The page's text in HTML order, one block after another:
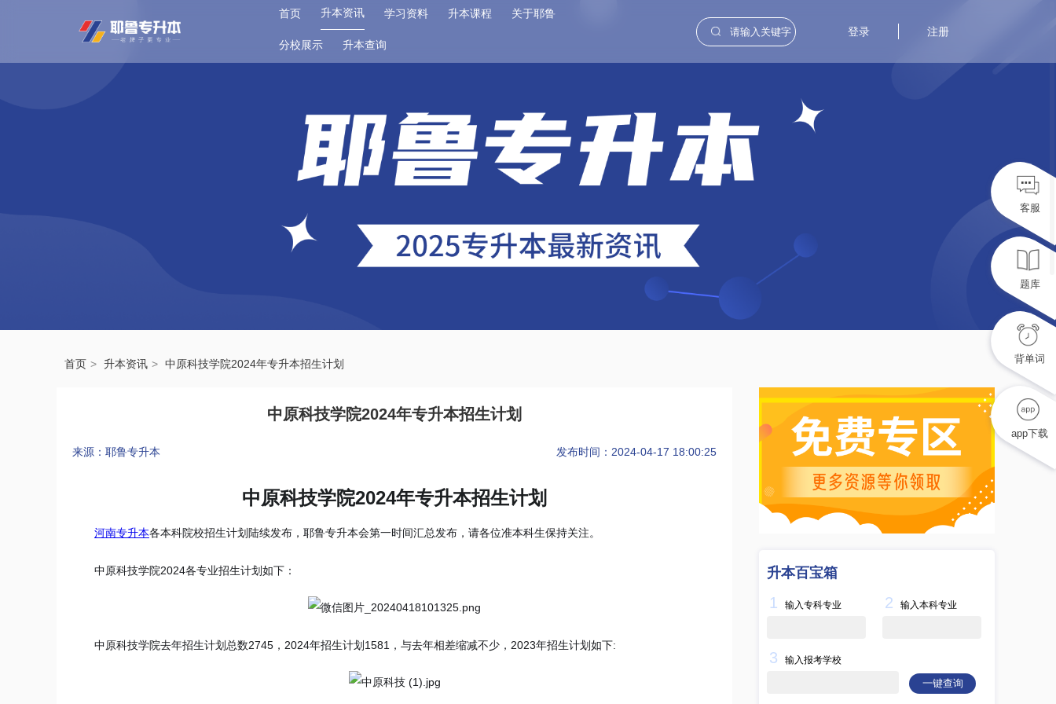
首页 升本资讯 学习资料 升本课程 关于耶鲁
分校展示 升本查询
登录 注册
首页 升本资讯 中原科技学院2024年专升本招生计划
中原科技学院2024年专升本招生计划
来源：耶鲁专升本 发布时间：2024-04-17 18:00:25
中原科技学院2024年专升本招生计划
河南专升本各本科院校招生计划陆续发布，耶鲁专升本会第一时间汇总发布，请各位准本科生保持关注。
中原科技学院2024各专业招生计划如下：
中原科技学院去年招生计划总数2745，2024年招生计划1581，与去年相差缩减不少，2023年招生计划如下:
升本百宝箱
1 输入专科专业 2 输入本科专业
3 输入报考学校
一键查询
客服
题库
背单词
app下载